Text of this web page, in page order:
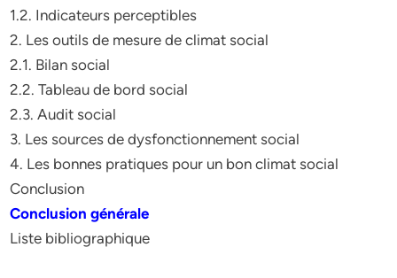
1.2. Indicateurs perceptibles
2. Les outils de mesure de climat social
2.1. Bilan social
2.2. Tableau de bord social
2.3. Audit social
3. Les sources de dysfonctionnement social
4. Les bonnes pratiques pour un bon climat social
Conclusion
Conclusion générale
Liste bibliographique